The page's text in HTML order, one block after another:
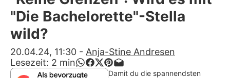
Alle Themen auf Promiflash
App runterladen
Team
"Die Bachelorette"-Stella
wild?
20.04.24, 11:30 - Anja-Stine Andresen
Lesezeit: 2 min
Damit du die spannendsten